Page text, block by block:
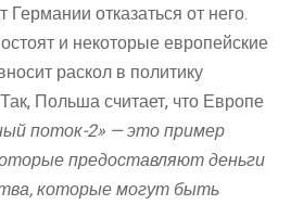
Германии отказаться от него.
и некоторые европейские
раскол в политику
Польша считает, что Европе
поток-2» — это пример
предоставляют деньги
которые могут быть